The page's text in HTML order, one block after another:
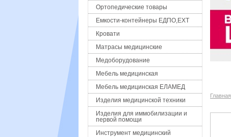
Ортопедические товары
Емкости-контейнеры ЕДПО,ЕХТ
Кровати
Матрасы медицинские
Медоборудование
Мебель медицинская
Мебель медицинская ЕЛАМЕД
Изделия медицинской техники
Изделия для иммобилизации и
первой помощи
Инструмент медицинский
Главная